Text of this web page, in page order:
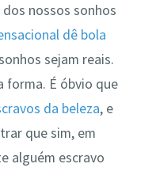
nossos sonhos
dê bola
sejam reais.
forma. É óbvio que
da beleza, e
que sim, em
alguém escravo